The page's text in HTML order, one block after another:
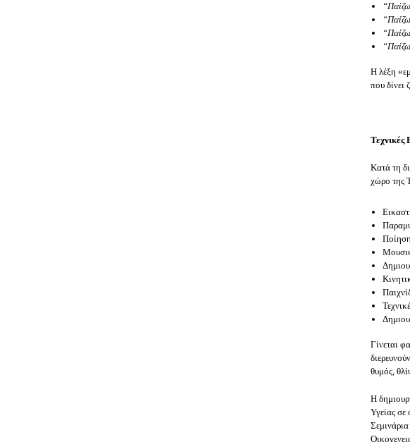
Η λέξη
που δίνει
Κατά τη
χώρο της
Γίνεται
θυμός,
Η
Υγείας σε